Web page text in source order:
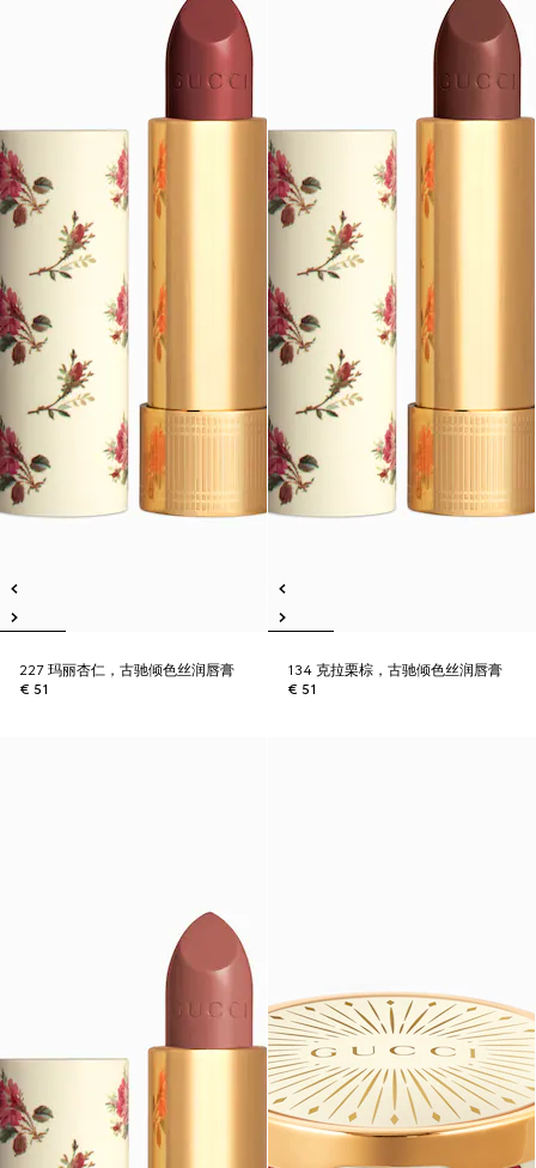
227 玛丽杏仁，古驰倾色丝润唇膏
€ 51
134 克拉栗棕，古驰倾色丝润唇膏
€ 51